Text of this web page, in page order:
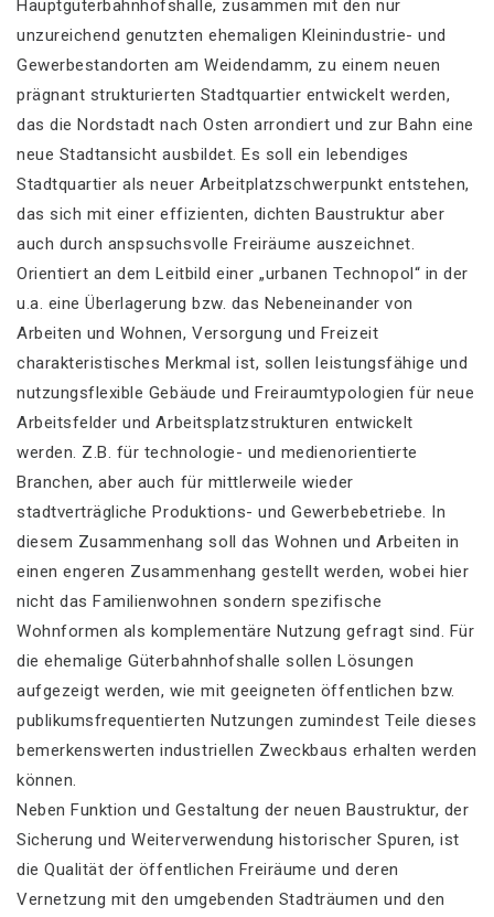
Hauptgüterbahnhofshalle, zusammen mit den nur
unzureichend genutzten ehemaligen Kleinindustrie- und
Gewerbestandorten am Weidendamm, zu einem neuen
prägnant strukturierten Stadtquartier entwickelt werden,
das die Nordstadt nach Osten arrondiert und zur Bahn eine
neue Stadtansicht ausbildet. Es soll ein lebendiges
Stadtquartier als neuer Arbeitplatzschwerpunkt entstehen,
das sich mit einer effizienten, dichten Baustruktur aber
auch durch anspsuchsvolle Freiräume auszeichnet.
Orientiert an dem Leitbild einer „urbanen Technopol“ in der
u.a. eine Überlagerung bzw. das Nebeneinander von
Arbeiten und Wohnen, Versorgung und Freizeit
charakteristisches Merkmal ist, sollen leistungsfähige und
nutzungsflexible Gebäude und Freiraumtypologien für neue
Arbeitsfelder und Arbeitsplatzstrukturen entwickelt
werden. Z.B. für technologie- und medienorientierte
Branchen, aber auch für mittlerweile wieder
stadtverträgliche Produktions- und Gewerbebetriebe. In
diesem Zusammenhang soll das Wohnen und Arbeiten in
einen engeren Zusammenhang gestellt werden, wobei hier
nicht das Familienwohnen sondern spezifische
Wohnformen als komplementäre Nutzung gefragt sind. Für
die ehemalige Güterbahnhofshalle sollen Lösungen
aufgezeigt werden, wie mit geeigneten öffentlichen bzw.
publikumsfrequentierten Nutzungen zumindest Teile dieses
bemerkenswerten industriellen Zweckbaus erhalten werden
können.
Neben Funktion und Gestaltung der neuen Baustruktur, der
Sicherung und Weiterverwendung historischer Spuren, ist
die Qualität der öffentlichen Freiräume und deren
Vernetzung mit den umgebenden Stadträumen und den